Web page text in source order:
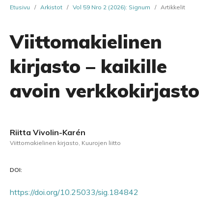
Etusivu / Arkistot / Vol 59 Nro 2 (2026): Signum / Artikkelit
Viittomakielinen
kirjasto – kaikille
avoin verkkokirjasto
Riitta Vivolin-Karén
Viittomakielinen kirjasto, Kuurojen liitto
DOI:
https://doi.org/10.25033/sig.184842